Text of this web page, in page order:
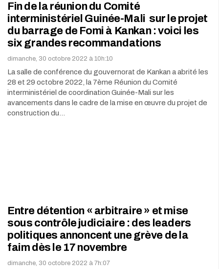
Fin de la réunion du Comité
interministériel Guinée-Mali sur le projet
du barrage de Fomi à Kankan : voici les
six grandes recommandations
dimanche, 30 octobre 2022 à 10h:10
La salle de conférence du gouvernorat de Kankan a abrité les
28 et 29 octobre 2022, la 7ème Réunion du Comité
interministériel de coordination Guinée-Mali sur les
avancements dans le cadre de la mise en œuvre du projet de
construction du…
Entre détention « arbitraire » et mise
sous contrôle judiciaire : des leaders
politiques annoncent une grève de la
faim dès le 17 novembre
dimanche, 30 octobre 2022 à 7h:07